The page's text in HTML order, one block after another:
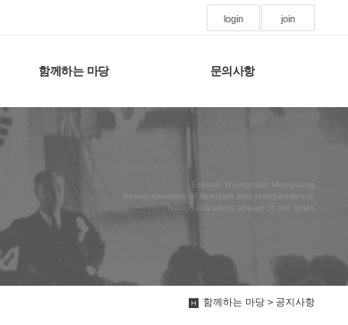
login join
함께하는 마당 문의사항
Eternal Youngman Mongyang
Revolutionaries of freedom and independence
National leaders ahead of the times
함께하는 마당 > 공지사항